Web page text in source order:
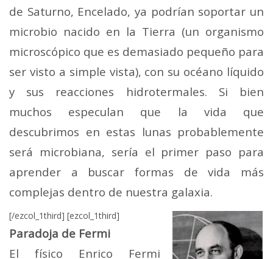
de Saturno, Encelado, ya podrían soportar un
microbio nacido en la Tierra (un organismo
microscópico que es demasiado pequeño para
ser visto a simple vista), con su océano líquido
y sus reacciones hidrotermales. Si bien
muchos especulan que la vida que
descubrimos en estas lunas probablemente
será microbiana, sería el primer paso para
aprender a buscar formas de vida más
complejas dentro de nuestra galaxia.
[/ezcol_1third] [ezcol_1third]
Paradoja de Fermi
El físico Enrico Fermi